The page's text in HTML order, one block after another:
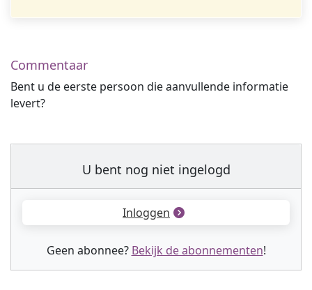
Commentaar
Bent u de eerste persoon die aanvullende informatie
levert?
U bent nog niet ingelogd
Inloggen
Geen abonnee? Bekijk de abonnementen!